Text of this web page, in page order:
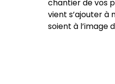
chantier de vos
vient s’ajouter à
soient à l’image